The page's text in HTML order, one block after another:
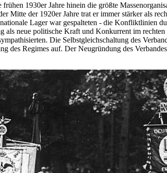
1930er Jahre hinein die größte
Mitte der 1920er Jahre trat er immer stärker als
Lager war gespalteten - die Konfliktlinien
als neue politische Kraft und Konkurrent im
Die Selbstgleichschaltung des
des Regimes auf. Der Neugründung des